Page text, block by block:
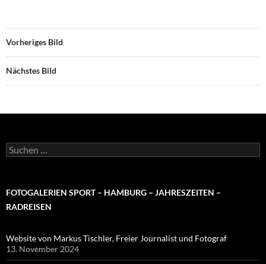
Vorheriges Bild
Nächstes Bild
Suchen
nach:
FOTOGALERIEN SPORT – HAMBURG – JAHRESZEITEN –
RADREISEN
Website von Markus Tischler, Freier Journalist und Fotograf
13. November 2024